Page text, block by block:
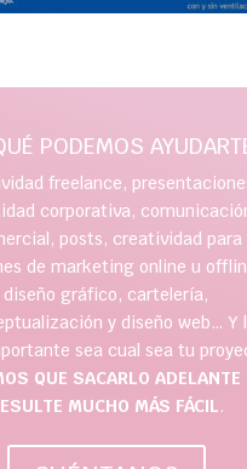
PODEMOS
freelance,
corporativa,
posts, creatividad para
de marketing online u
diseño gráfico, cartelería,
y diseño web… Y
sea cual sea tu
QUE SACARLO ADELANTE
MUCHO MÁS FÁCIL.